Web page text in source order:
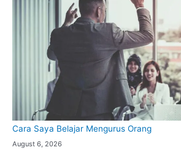
Cara Saya Belajar Mengurus Orang
August 6, 2026